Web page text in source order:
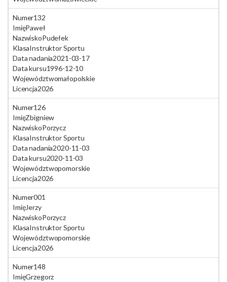
Numer132
ImięPaweł
NazwiskoPudełek
KlasaInstruktor Sportu
Data nadania2021-03-17
Data kursu1996-12-10
Województwomałopolskie
Licencja2026
Numer126
ImięZbigniew
NazwiskoPorzycz
KlasaInstruktor Sportu
Data nadania2020-11-03
Data kursu2020-11-03
Województwopomorskie
Licencja2026
Numer001
ImięJerzy
NazwiskoPorzycz
KlasaInstruktor Sportu
Województwopomorskie
Licencja2026
Numer148
ImięGrzegorz